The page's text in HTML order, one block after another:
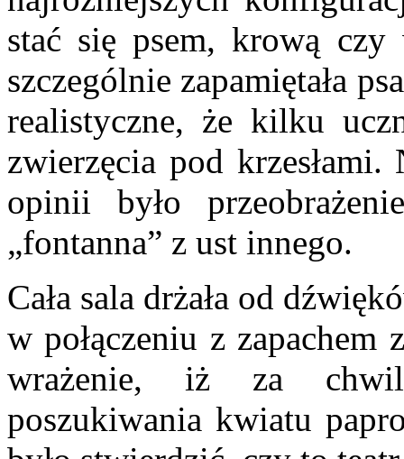
stać się psem, krową czy
szczególnie zapamiętała
realistyczne, że kilku
zwierzęcia pod krzesłami.
opinii było
„fontanna” z ust innego.
Cała sala drżała od
w połączeniu z zapachem
wrażenie, iż za
poszukiwania kwiatu